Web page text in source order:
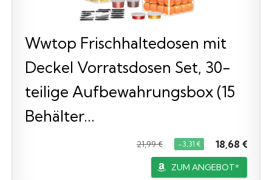
Wwtop Frischhaltedosen mit
Deckel Vorratsdosen Set, 30-
teilige Aufbewahrungsbox (15
Behälter...
21,99 € −3,31 € 18,68 €
ZUM ANGEBOT*